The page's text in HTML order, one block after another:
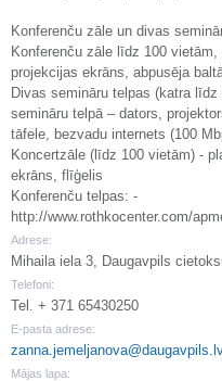
Konferenču zāle un divas
Konferenču zāle līdz 100
projekcijas ekrāns, abpusēja
Divas semināru telpas (katra
semināru telpā – dators,
tāfele, bezvadu internets (100
Koncertzāle (līdz 100 vietām) -
ekrāns, flīģelis
Konferenču telpas: -
http://www.rothkocenter.com/
Adrese:
Mihaila iela 3, Daugavpils
Telefoni:
Tel. + 371 65430250
E-pasta adrese:
Mājas lapa: